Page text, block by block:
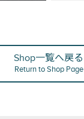
Shop一覧へ戻る
Return to Shop Page